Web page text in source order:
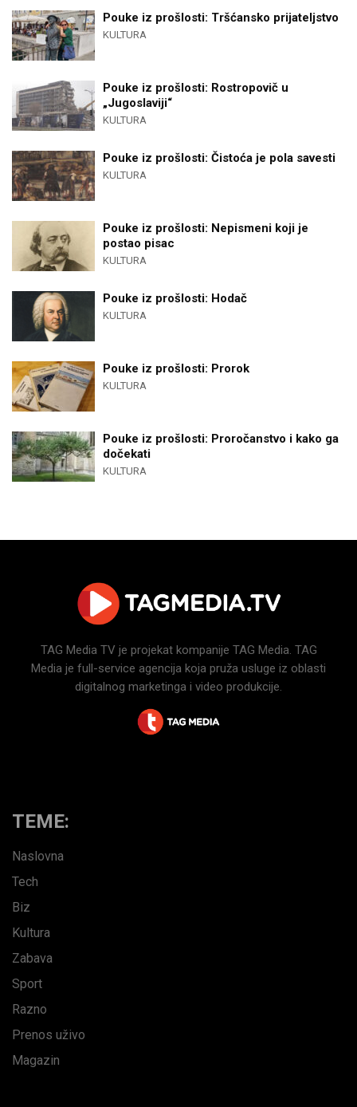
Pouke iz prošlosti: Tršćansko prijateljstvo
KULTURA
Pouke iz prošlosti: Rostropovič u
„Jugoslaviji“
KULTURA
Pouke iz prošlosti: Čistoća je pola savesti
KULTURA
Pouke iz prošlosti: Nepismeni koji je
postao pisac
KULTURA
Pouke iz prošlosti: Hodač
KULTURA
Pouke iz prošlosti: Prorok
KULTURA
Pouke iz prošlosti: Proročanstvo i kako ga
dočekati
KULTURA
TAG Media TV je projekat kompanije TAG Media. TAG
Media je full-service agencija koja pruža usluge iz oblasti
digitalnog marketinga i video produkcije.
TEME:
Naslovna
Tech
Biz
Kultura
Zabava
Sport
Razno
Prenos uživo
Magazin